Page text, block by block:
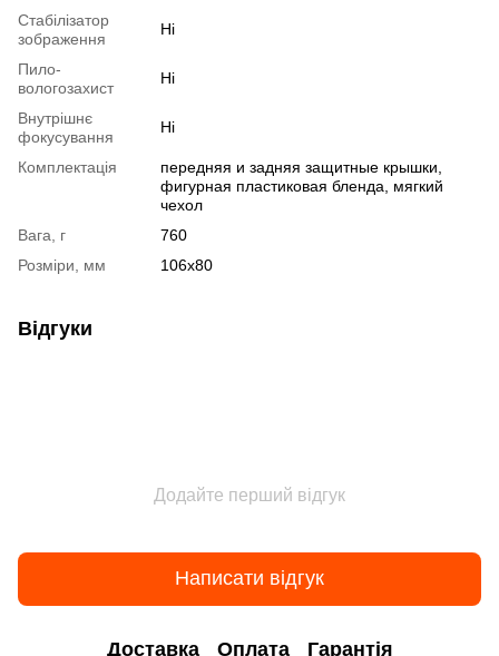
Стабілізатор
зображення
Ні
Пило-
вологозахист
Ні
Внутрішнє
фокусування
Ні
Комплектація
передняя и задняя защитные крышки,
фигурная пластиковая бленда, мягкий
чехол
Вага, г
760
Розміри, мм
106x80
Відгуки
Додайте перший відгук
Написати відгук
Доставка Оплата Гарантія